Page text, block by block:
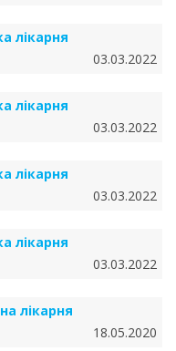
лікарня
03.03.2022
лікарня
03.03.2022
лікарня
03.03.2022
лікарня
03.03.2022
лікарня
18.05.2020